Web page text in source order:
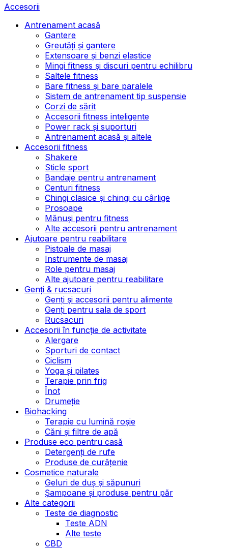
Accesorii
Antrenament acasă
Gantere
Greutăți și gantere
Extensoare și benzi elastice
Mingi fitness și discuri pentru echilibru
Saltele fitness
Bare fitness și bare paralele
Sistem de antrenament tip suspensie
Corzi de sărit
Accesorii fitness inteligente
Power rack și suporturi
Antrenament acasă și altele
Accesorii fitness
Shakere
Sticle sport
Bandaje pentru antrenament
Centuri fitness
Chingi clasice și chingi cu cârlige
Prosoape
Mănuși pentru fitness
Alte accesorii pentru antrenament
Ajutoare pentru reabilitare
Pistoale de masaj
Instrumente de masaj
Role pentru masaj
Alte ajutoare pentru reabilitare
Genți & rucsacuri
Genți și accesorii pentru alimente
Genți pentru sala de sport
Rucsacuri
Accesorii în funcție de activitate
Alergare
Sporturi de contact
Ciclism
Yoga și pilates
Terapie prin frig
Înot
Drumeție
Biohacking
Terapie cu lumină roșie
Căni și filtre de apă
Produse eco pentru casă
Detergenți de rufe
Produse de curățenie
Cosmetice naturale
Geluri de duș și săpunuri
Șampoane și produse pentru păr
Alte categorii
Teste de diagnostic
Teste ADN
Alte teste
CBD